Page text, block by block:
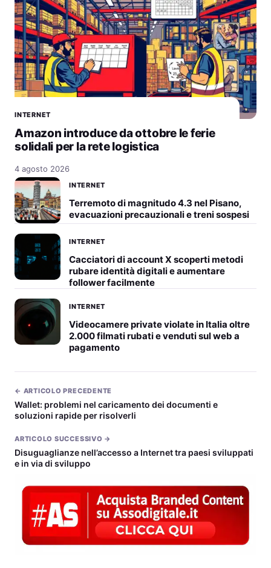
INTERNET
Amazon introduce da ottobre le ferie
solidali per la rete logistica
4 agosto 2026
INTERNET
Terremoto di magnitudo 4.3 nel Pisano,
evacuazioni precauzionali e treni sospesi
INTERNET
Cacciatori di account X scoperti metodi
rubare identità digitali e aumentare
follower facilmente
INTERNET
Videocamere private violate in Italia oltre
2.000 filmati rubati e venduti sul web a
pagamento
← ARTICOLO PRECEDENTE
Wallet: problemi nel caricamento dei documenti e
soluzioni rapide per risolverli
ARTICOLO SUCCESSIVO →
Disuguaglianze nell’accesso a Internet tra paesi sviluppati
e in via di sviluppo